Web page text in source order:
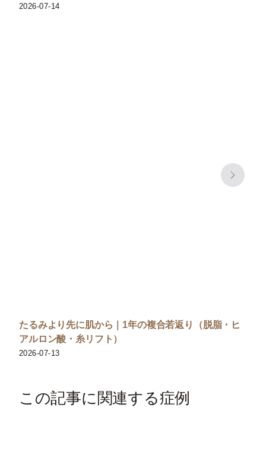
2026-07-14
たるみより先に肌から｜1年の複合若返り（脱脂・ヒ
アルロン酸・糸リフト）
2026-07-13
この記事に関連する症例